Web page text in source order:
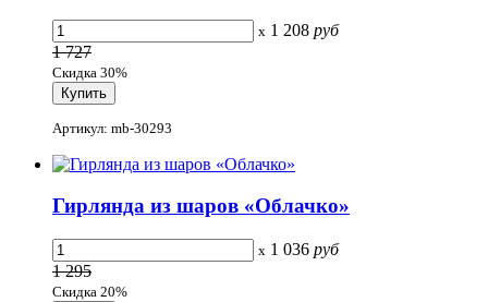
x 1 208 руб
1 727
Скидка 30%
Артикул: mb-30293
Гирлянда из шаров «Облачко»
x 1 036 руб
1 295
Скидка 20%